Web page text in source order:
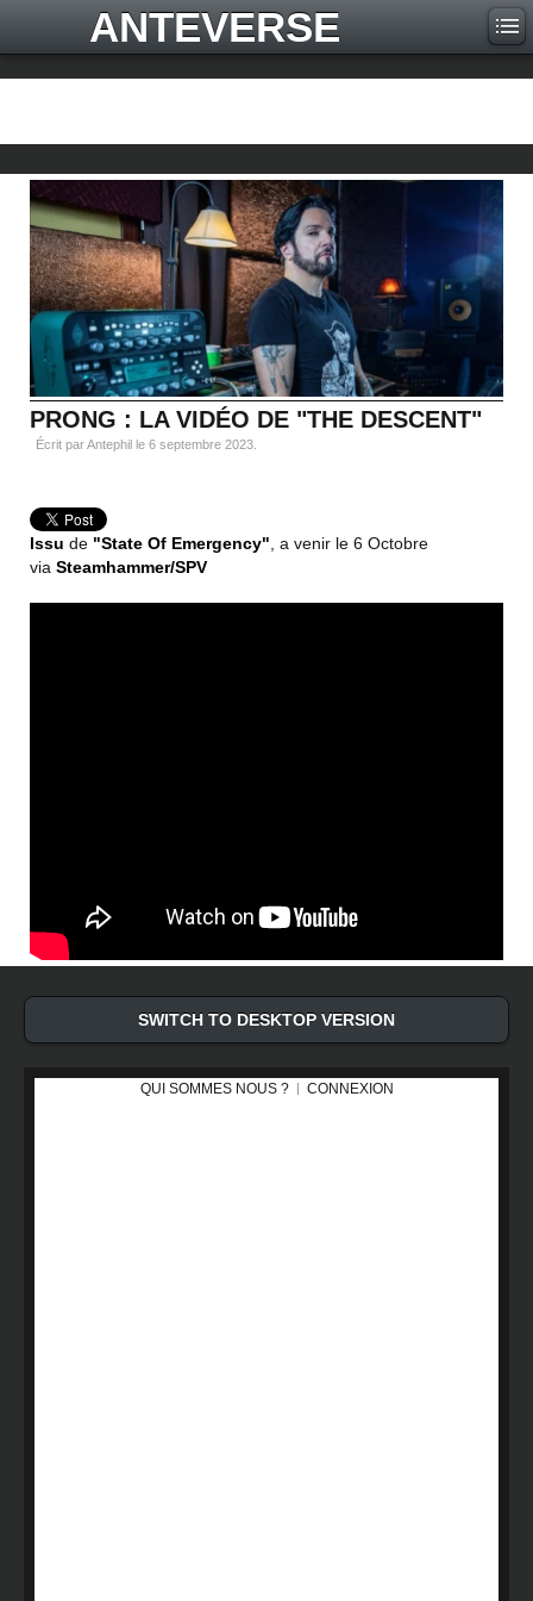
ANTEVERSE
PRONG : LA VIDÉO DE "THE DESCENT"
Écrit par Antephil le 6 septembre 2023
Issu de "State Of Emergency" , a venir le 6 Octobre
via Steamhammer/SPV
SWITCH TO DESKTOP VERSION
QUI SOMMES NOUS ? CONNEXION